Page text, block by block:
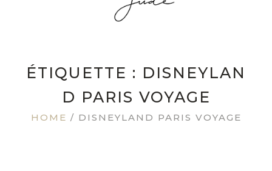
ÉTIQUETTE : DISNEYLAN
D PARIS VOYAGE
HOME / DISNEYLAND PARIS VOYAGE